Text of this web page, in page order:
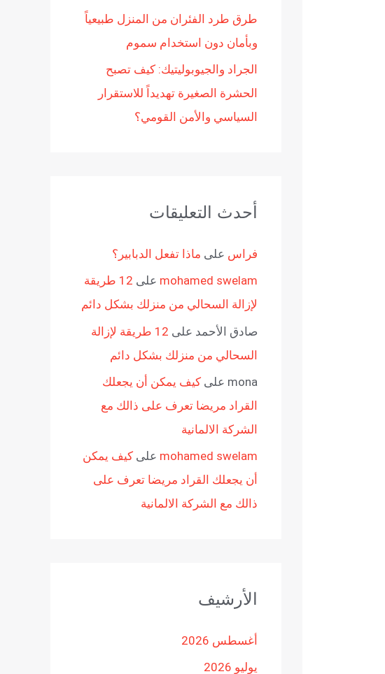
طرق طرد الفئران من المنزل طبيعياً
وبأمان دون استخدام سموم
الجراد والجيوبوليتيك: كيف تصبح
الحشرة الصغيرة تهديداً للاستقرار
السياسي والأمن القومي؟
أحدث التعليقات
فراس على ماذا تفعل الدبابير؟
mohamed swelam على
12 طريقة
لإزالة السحالي من منزلك بشكل دائم
صادق الأحمد على
12 طريقة لإزالة
السحالي من منزلك بشكل دائم
mona على كيف يمكن أن يجعلك
القراد مريضا تعرف على ذالك مع
الشركة الالمانية
mohamed swelam على كيف يمكن
أن يجعلك القراد مريضا تعرف على
ذالك مع الشركة الالمانية
الأرشيف
أغسطس 2026
يوليو 2026